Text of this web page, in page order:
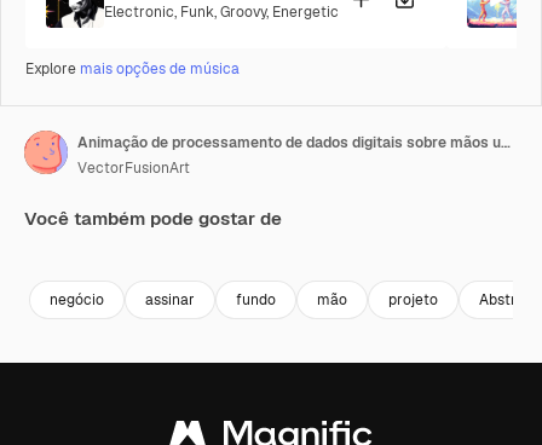
Electronic, Funk,Groovy, Energetic
Explore mais opções de música
Animação de processamento de dados digitais sobre mãos usando tablet
VectorFusionArt
Você também pode gostar de
negócio assinar fundo mão projeto Abstrato